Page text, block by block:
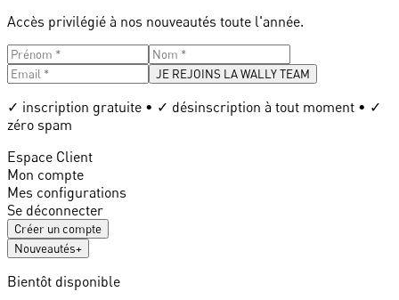
Accès privilégié à nos nouveautés toute l'année.
JE REJOINS LA WALLY TEAM
✓ inscription gratuite • ✓ désinscription à tout moment • ✓
zéro spam
Espace Client
Mon compte
Mes configurations
Se déconnecter
Créer un compte
Nouveautés+
Bientôt disponible